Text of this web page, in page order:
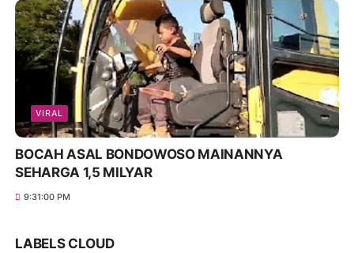
VIRAL
BOCAH ASAL BONDOWOSO MAINANNYA
SEHARGA 1,5 MILYAR
9:31:00 PM
LABELS CLOUD